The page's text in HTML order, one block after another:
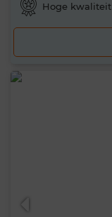
Hoge kwaliteit